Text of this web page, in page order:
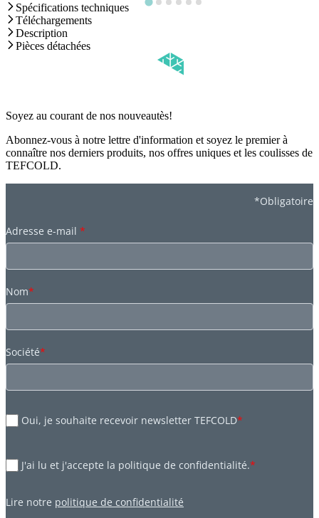
Spécifications techniques
Téléchargements
Description
Pièces détachées
Soyez au courant de nos nouveautès!
Abonnez-vous à notre lettre d'information et soyez le premier à
connaître nos derniers produits, nos offres uniques et les coulisses de
TEFCOLD.
*Obligatoire
Adresse e-mail *
Nom*
Société*
Oui, je souhaite recevoir newsletter TEFCOLD*
J'ai lu et j'accepte la politique de confidentialité.*
Lire notre politique de confidentialité